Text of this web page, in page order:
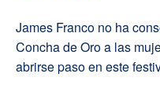
James Franco no ha
Concha de Oro a las
abrirse paso en este